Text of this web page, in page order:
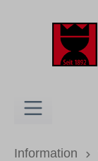
Information